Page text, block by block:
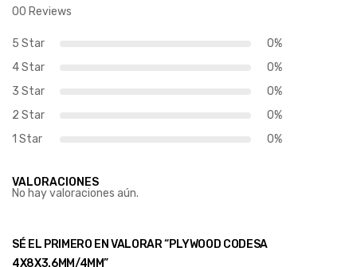
00 Reviews
5 Star
0%
4 Star
0%
3 Star
0%
2 Star
0%
1 Star
0%
VALORACIONES
No hay valoraciones aún.
SÉ EL PRIMERO EN VALORAR “PLYWOOD CODESA
4X8X3.6MM/4MM”